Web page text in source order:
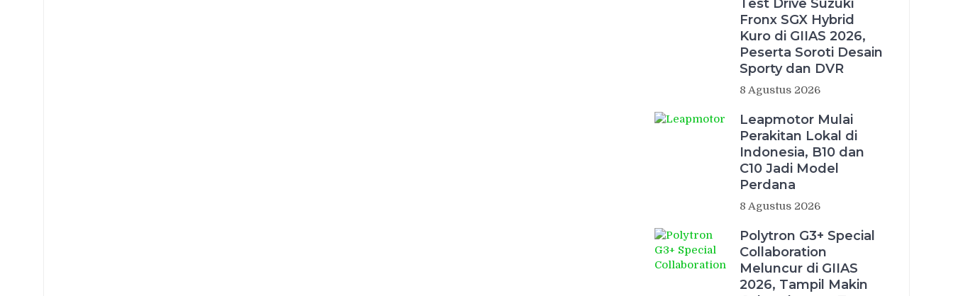
Test Drive Suzuki
Fronx SGX Hybrid
Kuro di GIIAS 2026,
Peserta Soroti Desain
Sporty dan DVR
8 Agustus 2026
Leapmotor Mulai
Perakitan Lokal di
Indonesia, B10 dan
C10 Jadi Model
Perdana
8 Agustus 2026
Polytron G3+ Special
Collaboration
Meluncur di GIIAS
2026, Tampil Makin